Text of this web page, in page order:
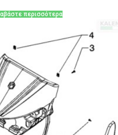
περισσότερα